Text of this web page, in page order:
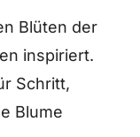
Blüten der
inspiriert.
Schritt,
Blume